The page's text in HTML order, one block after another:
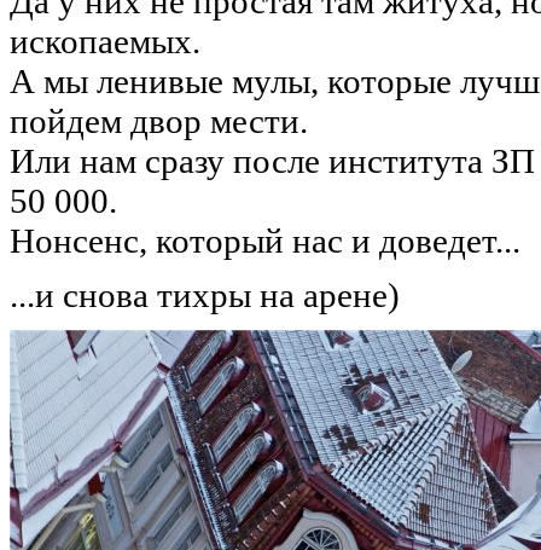
ископаемых.
А мы ленивые мулы, которые
пойдем двор мести.
Или нам сразу после института
50 000.
Нонсенс, который нас и доведет...
...и снова тихры на арене)